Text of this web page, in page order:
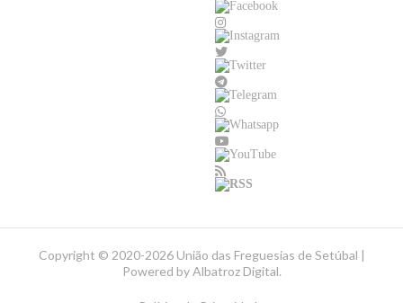
Copyright © 2020-2026 União das Freguesias de Setúbal |
Powered byAlbatroz Digital.